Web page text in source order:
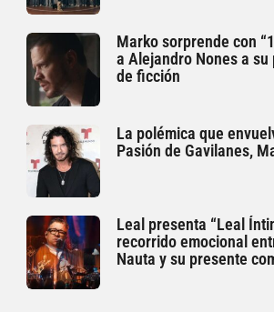
Marko sorprende con
a Alejandro Nones a
de ficción
La polémica que
Pasión de Gavilanes,
Leal presenta “Leal
recorrido emocional
Nauta y su presente